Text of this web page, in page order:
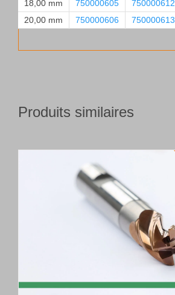
18,00 mm 750000605
750000612
20,00 mm
750000606 750000613
Produits similaires